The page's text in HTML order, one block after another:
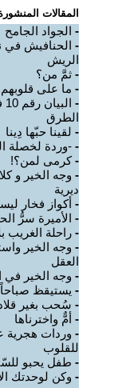
المقالات المنشورة:
- الجواد الجامح
- الحنافيش
الريش
- ثمَّ من؟
- ما على
-
الطرق
- لقينا حبّها دِينا
- -وردة لخصلة
-كرمى لمن؟!
- وجه الخير و
ديرية
- أكواز فخار
- الأميرة سرُّ
- راحلة الغريب
- وجه الخير
العقل
- وجه الخير في
- يستيقظ صباحاً
- سُحب بغير
- أمٌّ واخترناها
- وردات هجرية
للقلوب
- طفل يحبو
- وكن لوحدتك